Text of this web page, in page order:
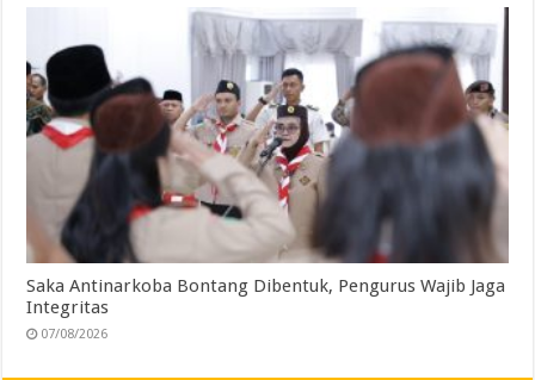
Saka Antinarkoba Bontang Dibentuk, Pengurus Wajib Jaga
Integritas
07/08/2026